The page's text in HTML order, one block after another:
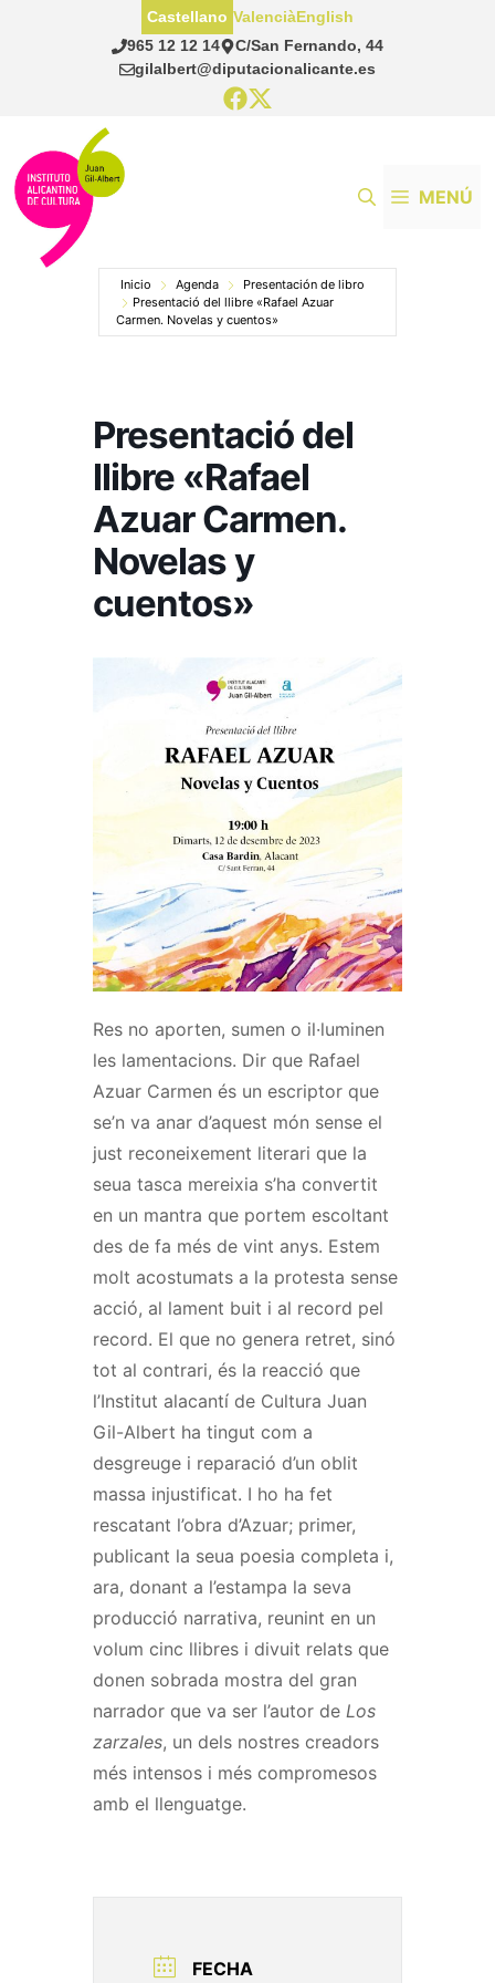
965 12 12 14
C/San Fernando, 44
gilalbert@diputacionalicante.es
Castellano ValenciàEnglish
MENÚ
Inicio Agenda
Presentación de libro
Presentació del llibre «Rafael Azuar
Carmen. Novelas y cuentos»
Presentació del
llibre «Rafael
Azuar Carmen.
Novelas y
cuentos»
Res no aporten, sumen o il·luminen
les lamentacions. Dir que Rafael
Azuar Carmen és un escriptor que
se’n va anar d’aquest món sense el
just reconeixement literari que la
seua tasca mereixia s’ha convertit
en un mantra que portem escoltant
des de fa més de vint anys. Estem
molt acostumats a la protesta sense
acció, al lament buit i al record pel
record. El que no genera retret, sinó
tot al contrari, és la reacció que
l’Institut alacantí de Cultura Juan
Gil-Albert ha tingut com a
desgreuge i reparació d’un oblit
massa injustificat. I ho ha fet
rescatant l’obra d’Azuar; primer,
publicant la seua poesia completa i,
ara, donant a l’estampa la seva
producció narrativa, reunint en un
volum cinc llibres i divuit relats que
donen sobrada mostra del gran
narrador que va ser l’autor de Los
zarzales, un dels nostres creadors
més intensos i més compromesos
amb el llenguatge.
FECHA